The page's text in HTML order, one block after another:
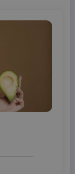
per i video di